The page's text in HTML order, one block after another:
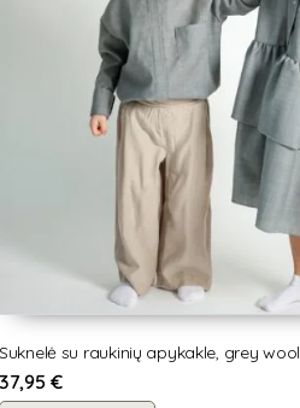
Suknelė su raukinių apykakle, grey wool
37,95 €